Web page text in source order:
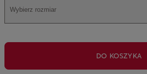
Wybierz rozmiar
DO KOSZYKA